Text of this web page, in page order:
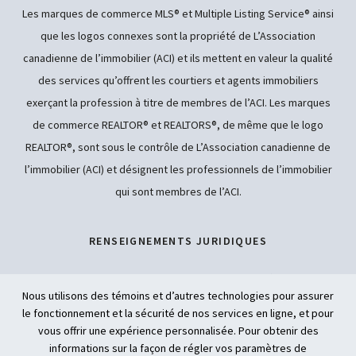
RENSEIGNEMENTS JURIDIQUES
ACCESSIBILITÉ
Les marques de commerce MLS® et Multiple Listing Service® ainsi
que les logos connexes sont la propriété de L’Association
canadienne de l’immobilier (ACI) et ils mettent en valeur la qualité
des services qu’offrent les courtiers et agents immobiliers
exerçant la profession à titre de membres de l’ACI. Les marques
de commerce REALTOR® et REALTORS®, de même que le logo
REALTOR®, sont sous le contrôle de L’Association canadienne de
l’immobilier (ACI) et désignent les professionnels de l’immobilier
qui sont membres de l’ACI.
Nous utilisons des témoins et d’autres technologies pour assurer
le fonctionnement et la sécurité de nos services en ligne, et pour
vous offrir une expérience personnalisée. Pour obtenir des
informations sur la façon de régler vos paramètres de